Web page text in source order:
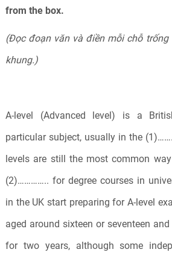
from the box.
(Đọc đoạn văn và điền mỗi chỗ
khung.)
A-level (Advanced level) is a
particular subject, usually in the
levels are still the most common
(2)………….. for degree courses in
in the UK start preparing for A-level
aged around sixteen or seventeen
for two years, although some